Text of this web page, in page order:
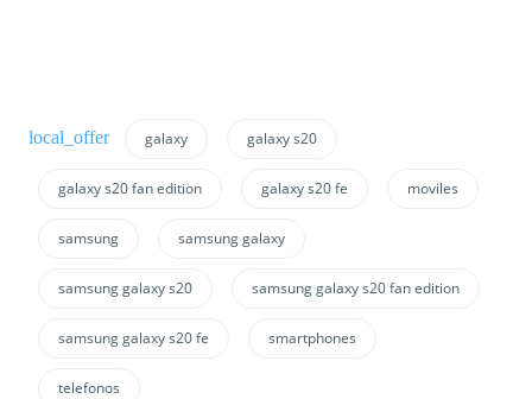
galaxy galaxy s20
galaxy s20 fan edition galaxy s20 fe moviles
samsung samsung galaxy
samsung galaxy s20 samsung galaxy s20 fan edition
samsung galaxy s20 fe smartphones
telefonos